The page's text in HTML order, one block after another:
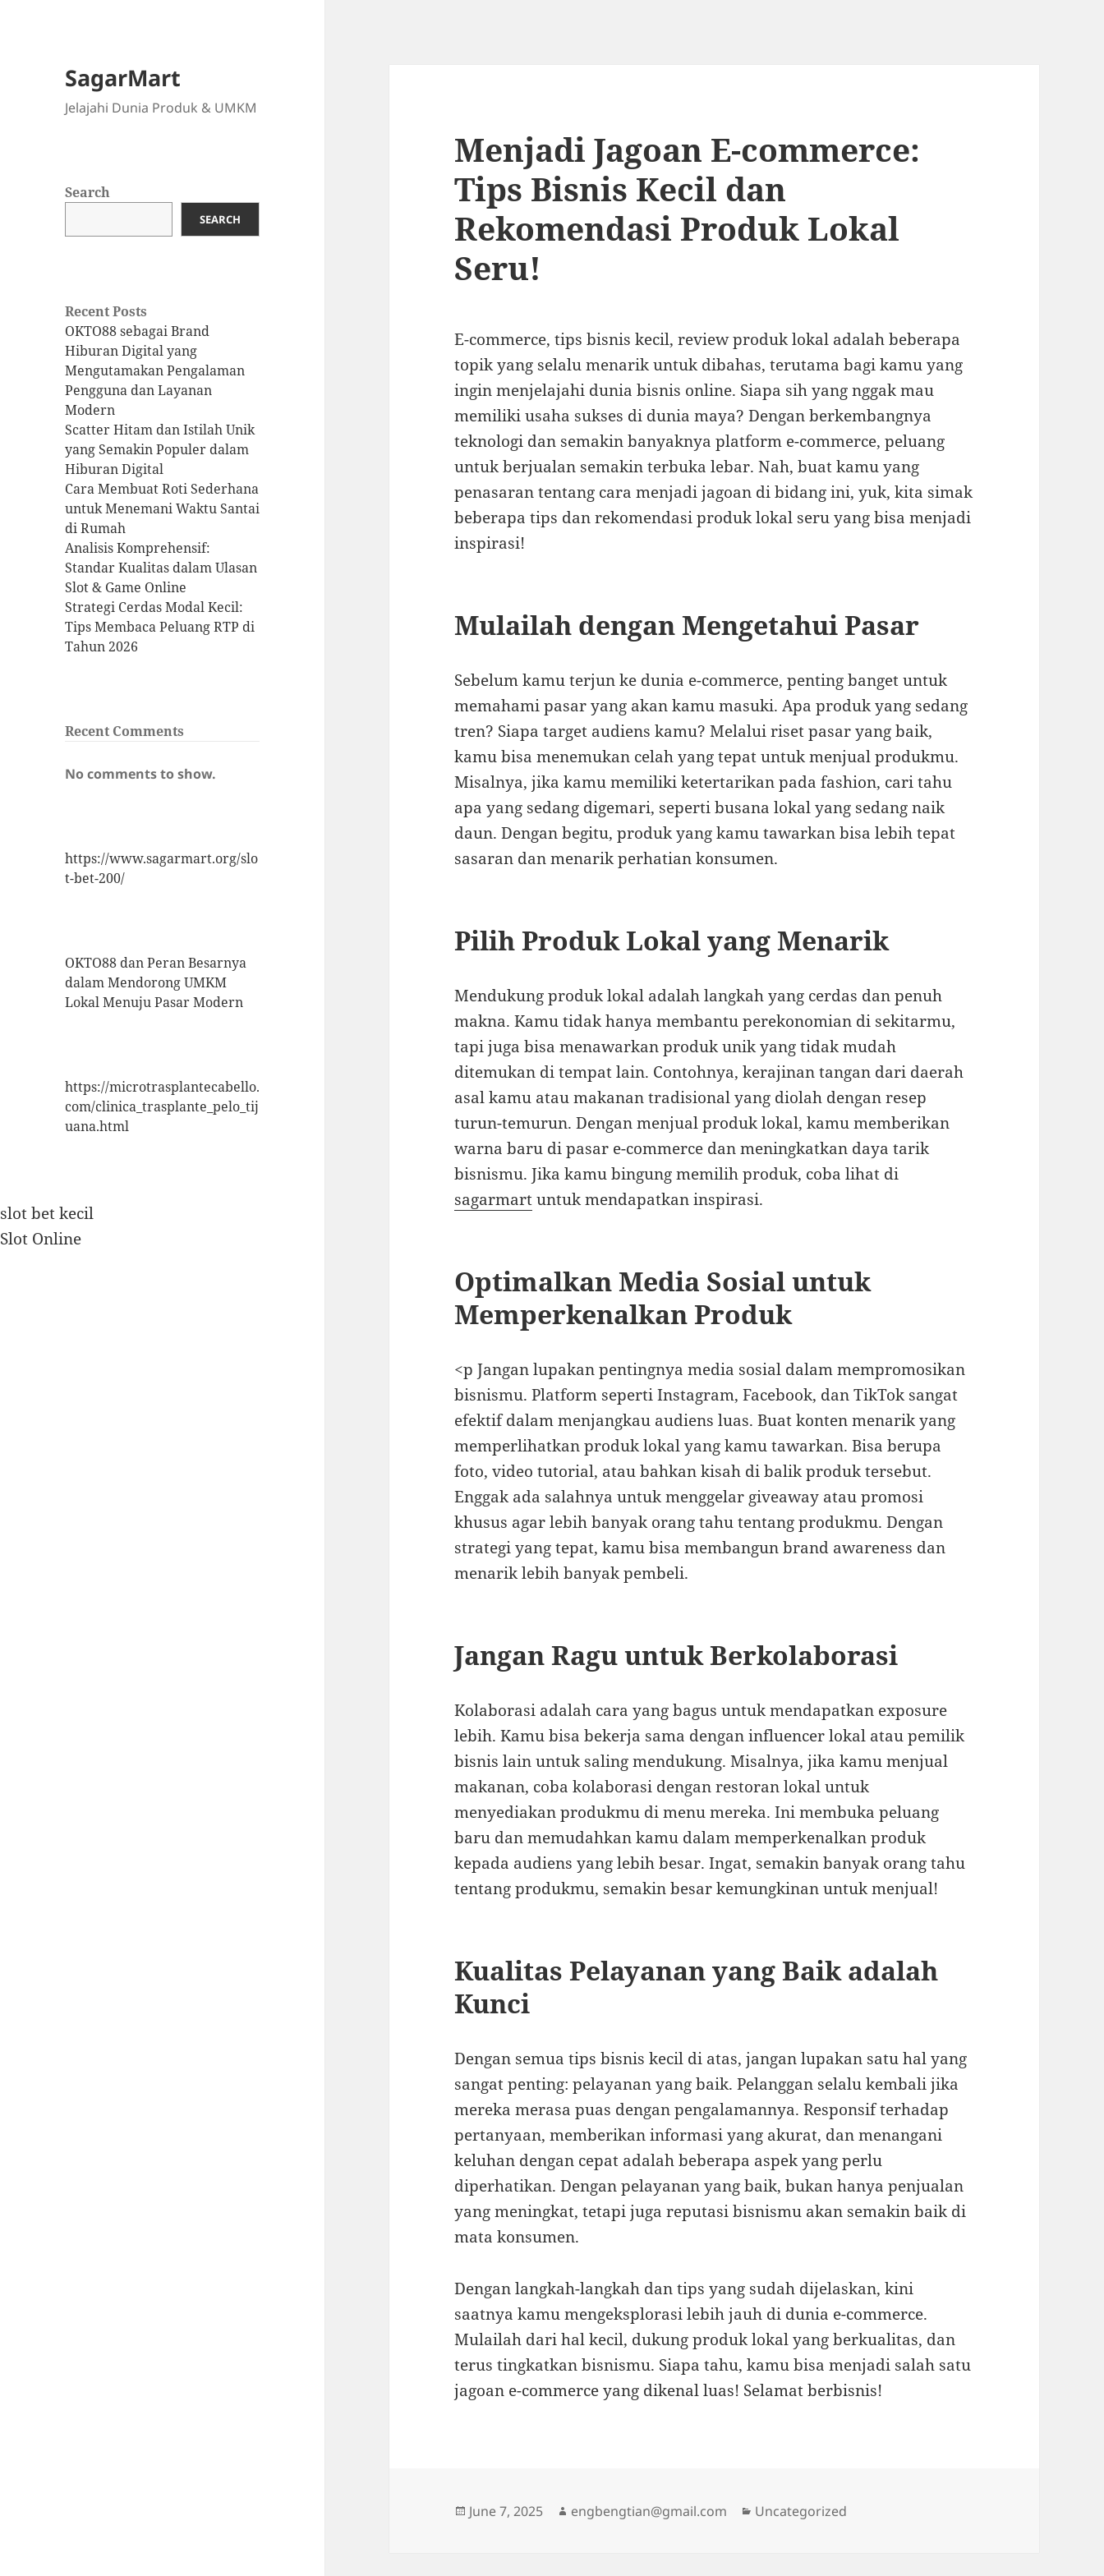
SagarMart
Jelajahi Dunia Produk & UMKM
Search
SEARCH
Recent Posts
OKTO88 sebagai Brand
Hiburan Digital yang
Mengutamakan Pengalaman
Pengguna dan Layanan
Modern
Scatter Hitam dan Istilah Unik
yang Semakin Populer dalam
Hiburan Digital
Cara Membuat Roti Sederhana
untuk Menemani Waktu Santai
di Rumah
Analisis Komprehensif:
Standar Kualitas dalam Ulasan
Slot & Game Online
Strategi Cerdas Modal Kecil:
Tips Membaca Peluang RTP di
Tahun 2026
Recent Comments
No comments to show.
https://www.sagarmart.org/slo
t-bet-200/
OKTO88 dan Peran Besarnya
dalam Mendorong UMKM
Lokal Menuju Pasar Modern
https://microtrasplantecabello.
com/clinica_trasplante_pelo_tij
uana.html
slot bet kecil
Slot Online
Menjadi Jagoan E-commerce:
Tips Bisnis Kecil dan
Rekomendasi Produk Lokal
Seru!
E-commerce, tips bisnis kecil, review produk lokal adalah beberapa
topik yang selalu menarik untuk dibahas, terutama bagi kamu yang
ingin menjelajahi dunia bisnis online. Siapa sih yang nggak mau
memiliki usaha sukses di dunia maya? Dengan berkembangnya
teknologi dan semakin banyaknya platform e-commerce, peluang
untuk berjualan semakin terbuka lebar. Nah, buat kamu yang
penasaran tentang cara menjadi jagoan di bidang ini, yuk, kita simak
beberapa tips dan rekomendasi produk lokal seru yang bisa menjadi
inspirasi!
Mulailah dengan Mengetahui Pasar
Sebelum kamu terjun ke dunia e-commerce, penting banget untuk
memahami pasar yang akan kamu masuki. Apa produk yang sedang
tren? Siapa target audiens kamu? Melalui riset pasar yang baik,
kamu bisa menemukan celah yang tepat untuk menjual produkmu.
Misalnya, jika kamu memiliki ketertarikan pada fashion, cari tahu
apa yang sedang digemari, seperti busana lokal yang sedang naik
daun. Dengan begitu, produk yang kamu tawarkan bisa lebih tepat
sasaran dan menarik perhatian konsumen.
Pilih Produk Lokal yang Menarik
Mendukung produk lokal adalah langkah yang cerdas dan penuh
makna. Kamu tidak hanya membantu perekonomian di sekitarmu,
tapi juga bisa menawarkan produk unik yang tidak mudah
ditemukan di tempat lain. Contohnya, kerajinan tangan dari daerah
asal kamu atau makanan tradisional yang diolah dengan resep
turun-temurun. Dengan menjual produk lokal, kamu memberikan
warna baru di pasar e-commerce dan meningkatkan daya tarik
bisnismu. Jika kamu bingung memilih produk, coba lihat di
sagarmartuntuk mendapatkan inspirasi.
Optimalkan Media Sosial untuk
Memperkenalkan Produk
<p Jangan lupakan pentingnya media sosial dalam mempromosikan
bisnismu. Platform seperti Instagram, Facebook, dan TikTok sangat
efektif dalam menjangkau audiens luas. Buat konten menarik yang
memperlihatkan produk lokal yang kamu tawarkan. Bisa berupa
foto, video tutorial, atau bahkan kisah di balik produk tersebut.
Enggak ada salahnya untuk menggelar giveaway atau promosi
khusus agar lebih banyak orang tahu tentang produkmu. Dengan
strategi yang tepat, kamu bisa membangun brand awareness dan
menarik lebih banyak pembeli.
Jangan Ragu untuk Berkolaborasi
Kolaborasi adalah cara yang bagus untuk mendapatkan exposure
lebih. Kamu bisa bekerja sama dengan influencer lokal atau pemilik
bisnis lain untuk saling mendukung. Misalnya, jika kamu menjual
makanan, coba kolaborasi dengan restoran lokal untuk
menyediakan produkmu di menu mereka. Ini membuka peluang
baru dan memudahkan kamu dalam memperkenalkan produk
kepada audiens yang lebih besar. Ingat, semakin banyak orang tahu
tentang produkmu, semakin besar kemungkinan untuk menjual!
Kualitas Pelayanan yang Baik adalah
Kunci
Dengan semua tips bisnis kecil di atas, jangan lupakan satu hal yang
sangat penting: pelayanan yang baik. Pelanggan selalu kembali jika
mereka merasa puas dengan pengalamannya. Responsif terhadap
pertanyaan, memberikan informasi yang akurat, dan menangani
keluhan dengan cepat adalah beberapa aspek yang perlu
diperhatikan. Dengan pelayanan yang baik, bukan hanya penjualan
yang meningkat, tetapi juga reputasi bisnismu akan semakin baik di
mata konsumen.
Dengan langkah-langkah dan tips yang sudah dijelaskan, kini
saatnya kamu mengeksplorasi lebih jauh di dunia e-commerce.
Mulailah dari hal kecil, dukung produk lokal yang berkualitas, dan
terus tingkatkan bisnismu. Siapa tahu, kamu bisa menjadi salah satu
jagoan e-commerce yang dikenal luas! Selamat berbisnis!
Posted
June 7, 2025 Author
engbengtian@gmail.com Categories
Uncategorized